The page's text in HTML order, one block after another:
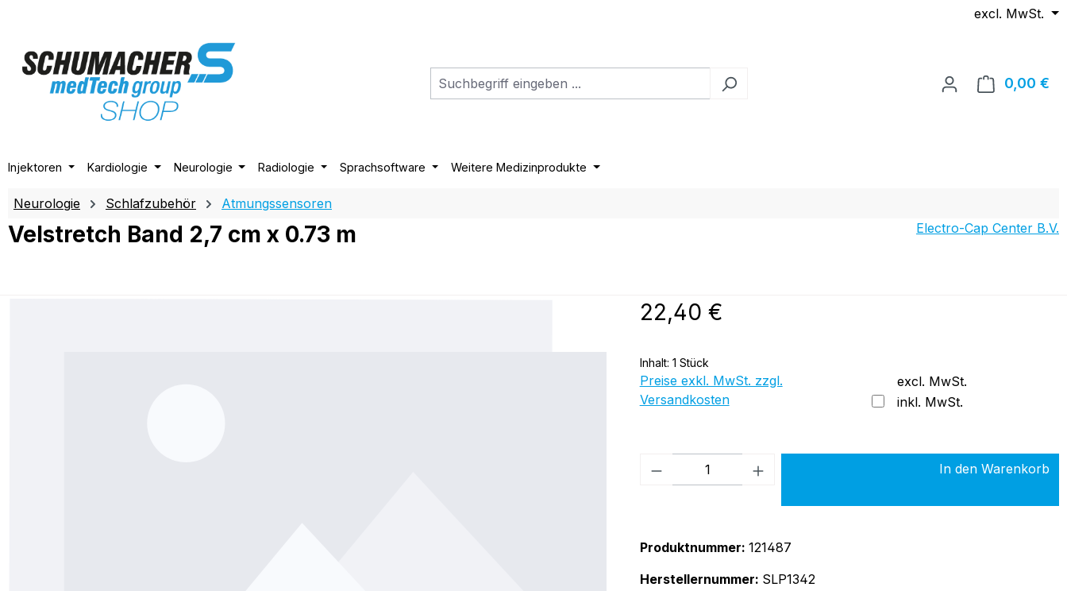
excl. MwSt.
0,00 €
Injektoren Kardiologie Neurologie Radiologie Sprachsoftware Weitere Medizinprodukte
Neurologie Schlafzubehör Atmungssensoren
Velstretch Band 2,7 cm x 0.73 m Electro-Cap Center B.V.
Regulärer Preis:
22,40 €
Inhalt: 1 Stück
Preise exkl. MwSt. zzgl.
Versandkosten
excl. MwSt.
inkl. MwSt.
Produkt Anzahl: Gib den gewünschten Wert
In den Warenkorb
Produktnummer: 121487
Herstellernummer: SLP1342